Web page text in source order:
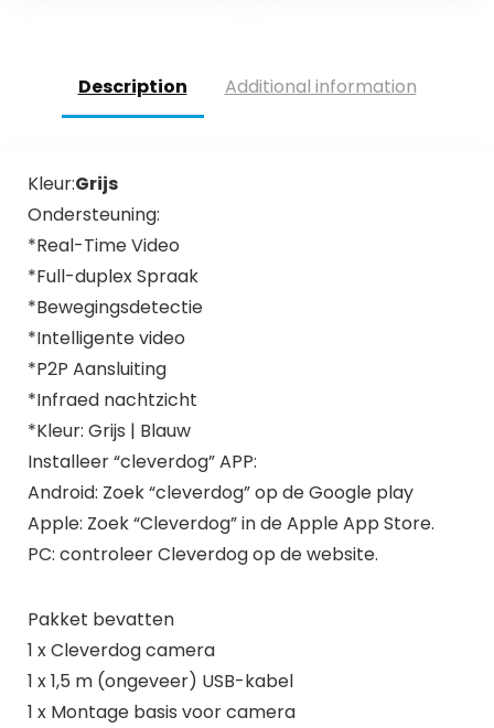
Description Additional information
Kleur:Grijs
Ondersteuning:
*Real-Time Video
*Full-duplex Spraak
*Bewegingsdetectie
*Intelligente video
*P2P Aansluiting
*Infraed nachtzicht
*Kleur: Grijs | Blauw
Installeer “cleverdog” APP:
Android: Zoek “cleverdog” op de Google play
Apple: Zoek “Cleverdog” in de Apple App Store.
PC: controleer Cleverdog op de website.
Pakket bevatten
1 x Cleverdog camera
1 x 1,5 m (ongeveer) USB-kabel
1 x Montage basis voor camera